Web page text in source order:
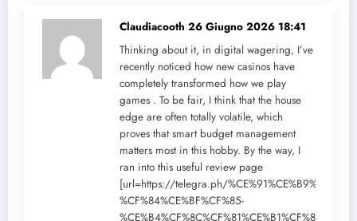
Claudiacooth 26 Giugno 2026 18:41
Thinking about it, in digital wagering, I’ve
recently noticed how new casinos have
completely transformed how we play
games . To be fair, I think that the house
edge are often totally volatile, which
proves that smart budget management
matters most in this hobby. By the way, I
ran into this useful review page
[url=https://telegra.ph/
%CF%84%CE%BF%CF%85-